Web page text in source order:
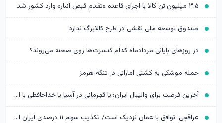
۳.۵ میلیون تن کالا با اجرای قاعده «تقدم قبض انبار» وارد کشور شد
صندوق توسعه ملی نقشی در طرح کالابرگ ندارد
در روزهای پایانی مردادماه کدام کنسرت‌ها روی صحنه می‌روند؟
حمله موشکی به کشتی اماراتی در تنگه هرمز
آخرین فرصت برای والیبال ایران؛ یا قهرمانی در آسیا یا خداحافظی با المپیک
عراقچی: توافق با عمان نزدیک است/ تکذیب سهم ۱۱ درصدی ایران از خزر